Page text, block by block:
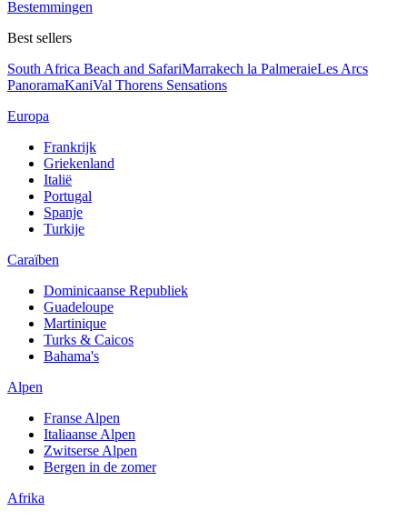
Bestemmingen
Best sellers
South Africa Beach and SafariMarrakech la PalmeraieLes Arcs
PanoramaKaniVal Thorens Sensations
Europa
Frankrijk
Griekenland
Italië
Portugal
Spanje
Turkije
Caraïben
Dominicaanse Republiek
Guadeloupe
Martinique
Turks & Caicos
Bahama's
Alpen
Franse Alpen
Italiaanse Alpen
Zwitserse Alpen
Bergen in de zomer
Afrika